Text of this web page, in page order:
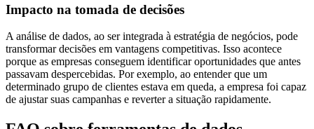
Impacto na tomada de decisões
A análise de dados, ao ser integrada à estratégia de negócios, pode
transformar decisões em vantagens competitivas. Isso acontece
porque as empresas conseguem identificar oportunidades que antes
passavam despercebidas. Por exemplo, ao entender que um
determinado grupo de clientes estava em queda, a empresa foi capaz
de ajustar suas campanhas e reverter a situação rapidamente.